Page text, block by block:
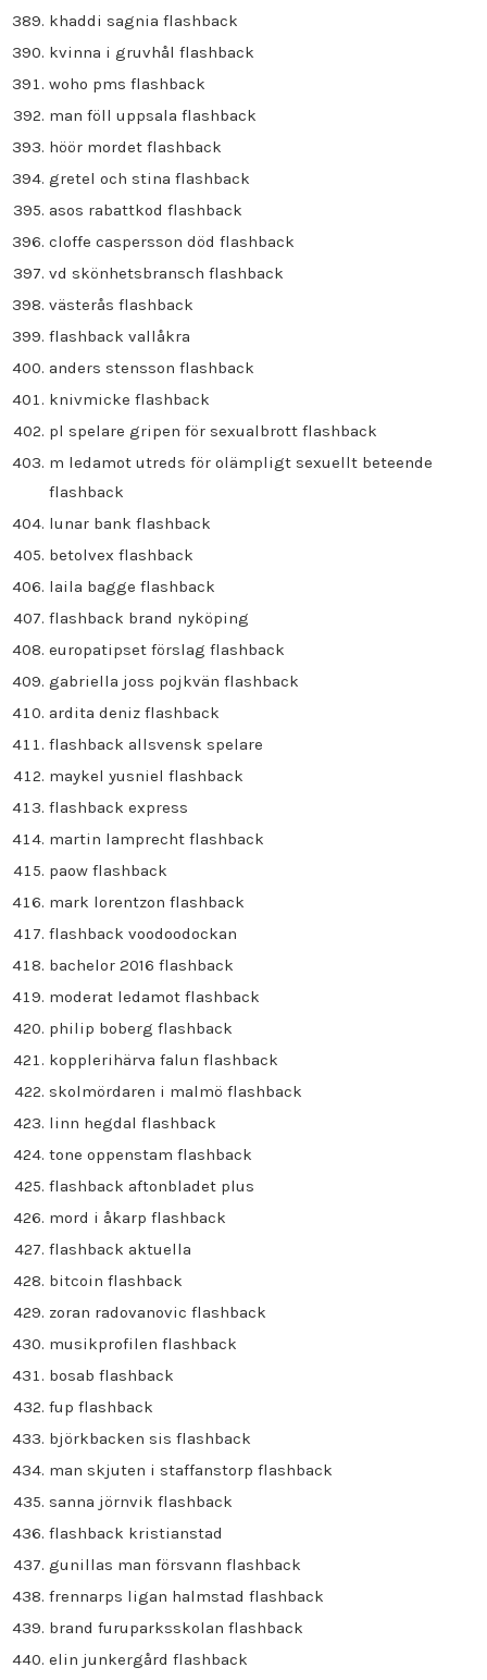
khaddi sagnia flashback
kvinna i gruvhål flashback
woho pms flashback
man föll uppsala flashback
höör mordet flashback
gretel och stina flashback
asos rabattkod flashback
cloffe caspersson död flashback
vd skönhetsbransch flashback
västerås flashback
flashback vallåkra
anders stensson flashback
knivmicke flashback
pl spelare gripen för sexualbrott flashback
m ledamot utreds för olämpligt sexuellt beteende
flashback
lunar bank flashback
betolvex flashback
laila bagge flashback
flashback brand nyköping
europatipset förslag flashback
gabriella joss pojkvän flashback
ardita deniz flashback
flashback allsvensk spelare
maykel yusniel flashback
flashback express
martin lamprecht flashback
paow flashback
mark lorentzon flashback
flashback voodoodockan
bachelor 2016 flashback
moderat ledamot flashback
philip boberg flashback
kopplerihärva falun flashback
skolmördaren i malmö flashback
linn hegdal flashback
tone oppenstam flashback
flashback aftonbladet plus
mord i åkarp flashback
flashback aktuella
bitcoin flashback
zoran radovanovic flashback
musikprofilen flashback
bosab flashback
fup flashback
björkbacken sis flashback
man skjuten i staffanstorp flashback
sanna jörnvik flashback
flashback kristianstad
gunillas man försvann flashback
frennarps ligan halmstad flashback
brand furuparksskolan flashback
elin junkergård flashback